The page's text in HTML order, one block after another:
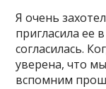
Я очень
пригласила ее
согласилась.
уверена, что
вспомним